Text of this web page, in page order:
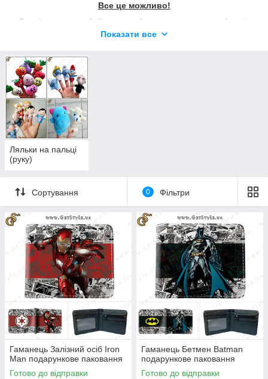
Все це можливо!
Спеціально для дбайливих, зайнятих та економних батьків
ми створили розділ дитячих товарів. Тепер усе, що потрібно
Рекомендуємо відвідати розділ
Показати все
Ляльки на пальці
(руку)
Сортування 0 Фільтри
Гаманець Залізний осіб Iron
Man подарункове паковання
Готово до відправки
Гаманець Бетмен Batman
подарункове паковання
Готово до відправки